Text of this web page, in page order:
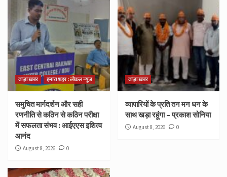
ताज़ा खबर हमारा शहर : लोकल न्यूज
समुचित मार्गदर्शन और सही
रणनीति से कठिन से कठिन परीक्षा
में सफलता संभव : आईएएस इशित्व
आनंद
August 8, 2026 0
ताज़ा खबर
व्यापारियों के प्रति तन मन धन के
साथ खड़ा रहूंगा – प्रकाश सोनिया
August 8, 2026 0